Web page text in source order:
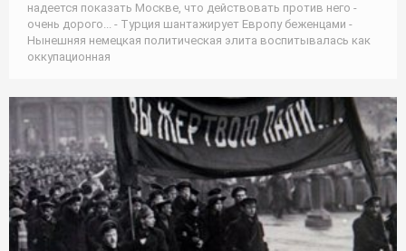
надеется показать Москве, что действовать против него -
очень дорого... - Турция шантажирует Европу беженцами -
Нынешняя немецкая политическая элита воспитывалась как
оккупационная